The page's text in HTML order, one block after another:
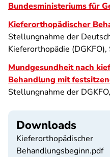
Bundesministeriums für
Kieferorthopädischer
Stellungnahme der
Kieferorthopädie
Mundgesundheit nach
Behandlung mit
Stellungnahme der
Downloads
Kieferorthopädischer
Behandlungsbeginn.pdf